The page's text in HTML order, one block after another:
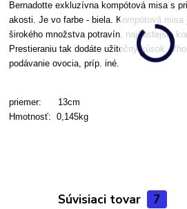
Bernadotte exkluzívna kompótová misa s
akosti.Je vo farbe - biela. Kompótová misa
širokého množstva potravín, najčastejšie
Prestieraniu tak dodáte užitočný kúsok.
podávanie ovocia, príp. iné.
priemer: 13cm
Hmotnosť: 0,145kg
Súvisiaci tovar 7